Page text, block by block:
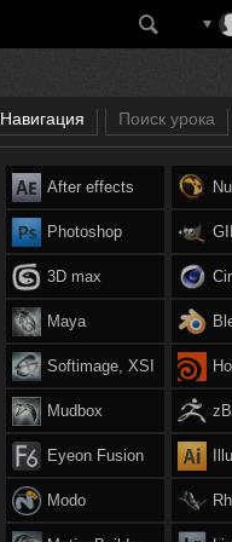
Навигация Поиск урока
After effects
Photoshop
3D max
Maya
Softimage, XSI
Mudbox
Eyeon Fusion
Modo